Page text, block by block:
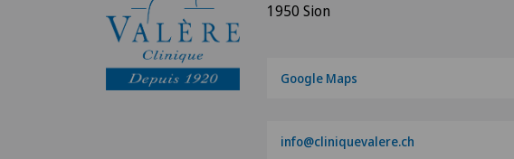
1950 Sion
Google Maps
info@cliniquevalere.ch